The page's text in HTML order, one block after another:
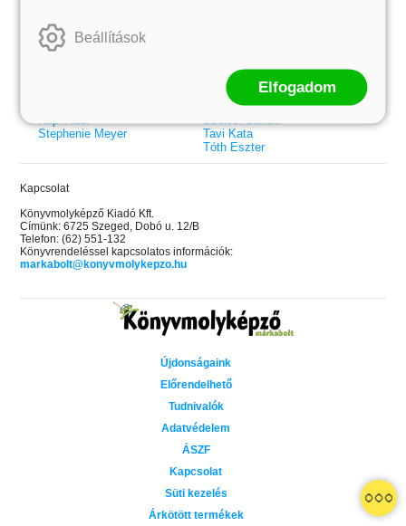
Grace and Glory - Kegyelem és
dicsőség (Az Előhírnök-trilógia
Különleges éldekorált kiadás!
Bad Girl Reputation
lány (Avalon Bay 2.)
Elle Kennedy
Jenny Han
Leigh Bardugo
Maggie Stiefvater
Rupi Kaur
Stephenie Meyer
Rácz-Stefán Tibor
Róbert Katalin
Spirit Bliss
Szélesi Sándor
Tavi Kata
Tóth Eszter
Kapcsolat
Könyvmolyképző Kiadó Kft.
Címünk: 6725 Szeged, Dobó u. 12/B
Telefon: (62) 551-132
Könyvrendeléssel kapcsolatos információk:
markabolt@konyvmolykepzo.hu
Újdonságaink
Előrendelhető
Tudnivalók
Adatvédelem
ÁSZF
Kapcsolat
Süti kezelés
Árkötött termékek
Beállítások
Elfogadom